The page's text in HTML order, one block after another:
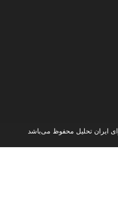
ایران تحلیل محفوظ می‌باشد